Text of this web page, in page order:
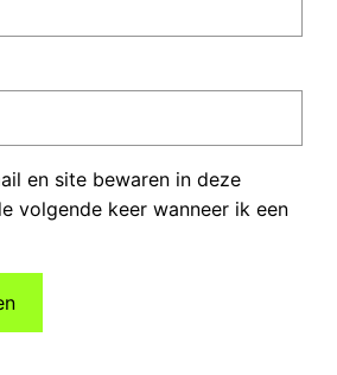
en site bewaren in deze
volgende keer wanneer ik een